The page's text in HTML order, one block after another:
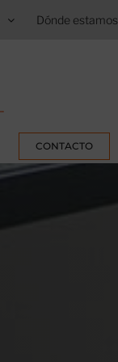
Dónde estamos
CONTACTO